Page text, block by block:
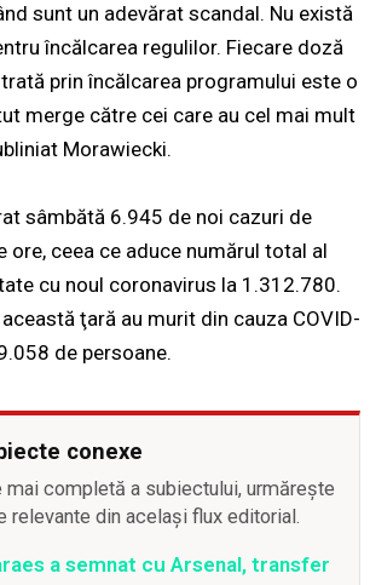
sunt un adevărat scandal. Nu există
încălcarea regulilor. Fiecare doză
prin încălcarea programului este o
merge către cei care au cel mai mult
Morawiecki.
sâmbătă 6.945 de noi cazuri de
ore, ceea ce aduce numărul total al
cu noul coronavirus la 1.312.780.
ţară au murit din cauza COVID-
de persoane.
conexe
mai completă a subiectului, urmărește
relevante din același flux editorial.
a semnat cu Arsenal, transfer